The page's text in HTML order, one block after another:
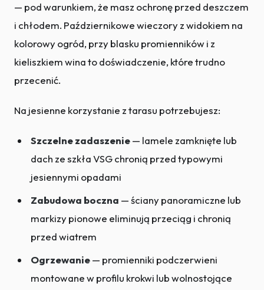
— pod warunkiem, że masz ochronę przed deszczem
i chłodem. Październikowe wieczory z widokiem na
kolorowy ogród, przy blasku promienników i z
kieliszkiem wina to doświadczenie, które trudno
przecenić.
Na jesienne korzystanie z tarasu potrzebujesz:
Szczelne zadaszenie— lamele zamknięte lub
dach ze szkła VSG chronią przed typowymi
jesiennymi opadami
Zabudowa boczna — ściany panoramiczne lub
markizy pionowe eliminują przeciąg i chronią
przed wiatrem
Ogrzewanie— promienniki podczerwieni
montowane w profilu krokwi lub wolnostojące